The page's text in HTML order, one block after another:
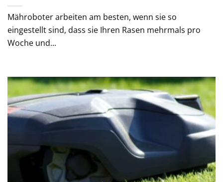
Mähroboter arbeiten am besten, wenn sie so
eingestellt sind, dass sie Ihren Rasen mehrmals pro
Woche und...